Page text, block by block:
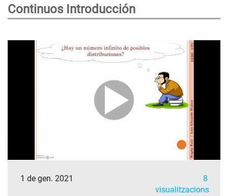
Continuos Introducción
1 de gen. 2021
8
visualitzacions